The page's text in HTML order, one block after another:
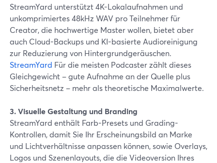
StreamYard unterstützt 4K-Lokalaufnahmen und
unkomprimiertes 48kHz WAV pro Teilnehmer für
Creator, die hochwertige Master wollen, bietet aber
auch Cloud-Backups und KI-basierte Audioreinigung
zur Reduzierung von Hintergrundgeräuschen.
StreamYard Für die meisten Podcaster zählt dieses
Gleichgewicht – gute Aufnahme an der Quelle plus
Sicherheitsnetz – mehr als theoretische Maximalwerte.
3. Visuelle Gestaltung und Branding
StreamYard enthält Farb-Presets und Grading-
Kontrollen, damit Sie Ihr Erscheinungsbild an Marke
und Lichtverhältnisse anpassen können, sowie Overlays,
Logos und Szenenlayouts, die die Videoversion Ihres